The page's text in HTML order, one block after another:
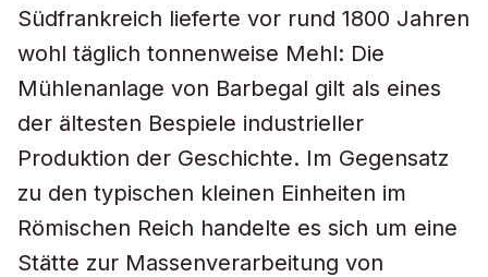
Südfrankreich lieferte vor rund 1800 Jahren
wohl täglich tonnenweise Mehl: Die
Mühlenanlage von Barbegal gilt als eines
der ältesten Bespiele industrieller
Produktion der Geschichte. Im Gegensatz
zu den typischen kleinen Einheiten im
Römischen Reich handelte es sich um eine
Stätte zur Massenverarbeitung von